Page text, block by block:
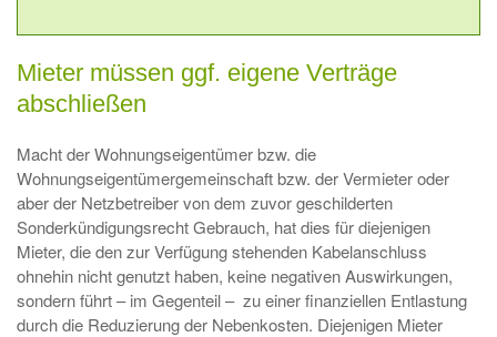
Mieter müssen ggf. eigene Verträge
abschließen
Macht der Wohnungseigentümer bzw. die
Wohnungseigentümergemeinschaft bzw. der Vermieter oder
aber der Netzbetreiber von dem zuvor geschilderten
Sonderkündigungsrecht Gebrauch, hat dies für diejenigen
Mieter, die den zur Verfügung stehenden Kabelanschluss
ohnehin nicht genutzt haben, keine negativen Auswirkungen,
sondern führt – im Gegenteil – zu einer finanziellen Entlastung
durch die Reduzierung der Nebenkosten. Diejenigen Mieter